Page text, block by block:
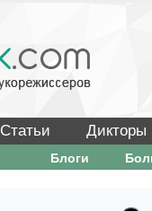
Статьи Дикторы
Блоги